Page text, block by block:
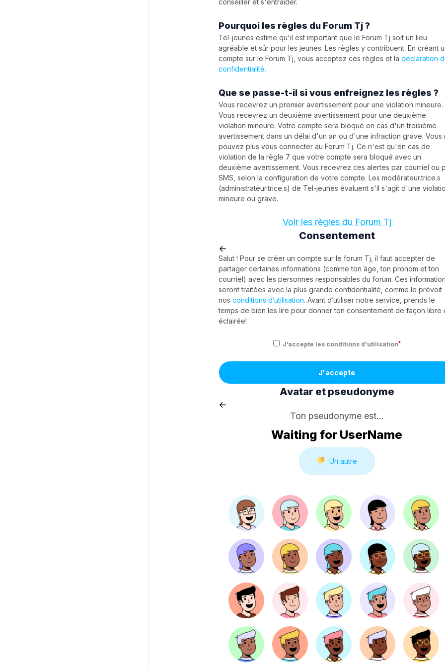
conseiller et s'entraider.
Pourquoi les règles du Forum Tj ?
Tel-jeunes estime qu'il est important que le Forum Tj soit un lieu
agréable et sûr pour les jeunes. Les règles y contribuent. En créant
compte sur le Forum Tj, vous acceptez ces règles et ladéclaration
confidentialité.
Que se passe-t-il si vous enfreignez les règles ?
Vous recevrez un premier avertissement pour une violation mineure.
Vous recevrez un deuxième avertissement pour une deuxième
violation mineure. Votre compte sera bloqué en cas d'un troisième
avertissement dans un délai d'un an ou d'une infraction grave. Vous
pouvez plus vous connecter au Forum Tj. Ce n'est qu'en cas de
violation de la règle 7 que votre compte sera bloqué avec un
deuxième avertissement. Vous recevrez ces alertes par courriel ou
SMS, selon la configuration de votre compte. Les modérateur.trice.s
(administrateur.trice.s) de Tel-jeunes évaluent s'il s'agit d'une
mineure ou grave.
Voir les règles du Forum Tj
Consentement
Salut ! Pour se créer un compte sur le forum Tj, il faut accepter de
partager certaines informations (comme ton âge, ton pronom et ton
courriel) avec les personnes responsables du forum. Ces
seront traitées avec la plus grande confidentialité, comme le prévoit
nosconditions d’utilisation. Avant d’utiliser notre service, prends le
temps de bien les lire pour donner ton consentement de façon libre
éclairée!
J’accepte les conditions d’utilisation*
J'accepte
Avatar et pseudonyme
Ton pseudonyme est...
Waiting for UserName
Un autre